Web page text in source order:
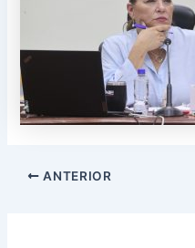
ANTERIOR